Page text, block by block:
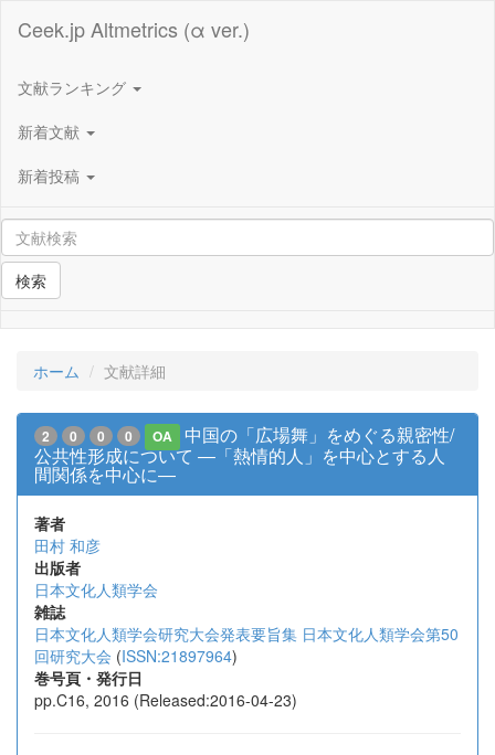
Ceek.jp Altmetrics (α ver.)
文献ランキング
新着文献
新着投稿
検索
ホーム 文献詳細
2 0 0 0 OA
中国の「広場舞」をめぐる親密性/
公共性形成について ―「熱情的人」を中心とする人
間関係を中心に―
著者
田村 和彦
出版者
日本文化人類学会
雑誌
日本文化人類学会研究大会発表要旨集 日本文化人類学会第50
回研究大会 (ISSN:21897964)
巻号頁・発行日
pp.C16, 2016 (Released:2016-04-23)